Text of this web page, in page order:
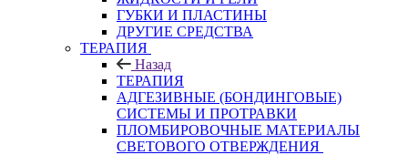
ГУБКИ И ПЛАСТИНЫ
ДРУГИЕ СРЕДСТВА
ТЕРАПИЯ
Назад
ТЕРАПИЯ
АДГЕЗИВНЫЕ (БОНДИНГОВЫЕ)
СИСТЕМЫ И ПРОТРАВКИ
ПЛОМБИРОВОЧНЫЕ МАТЕРИАЛЫ
СВЕТОВОГО ОТВЕРЖДЕНИЯ